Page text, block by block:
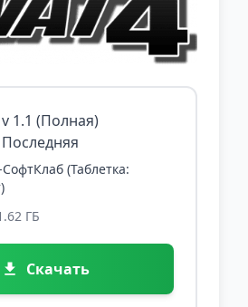
v 1.1 (Полная)
Последняя
(Таблетка:
ГБ
Скачать